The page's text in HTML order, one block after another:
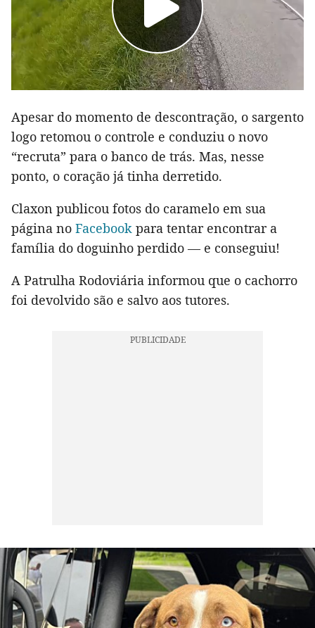
Apesar do momento de descontração, o sargento
logo retomou o controle e conduziu o novo
“recruta” para o banco de trás. Mas, nesse
ponto, o coração já tinha derretido.
Claxon publicou fotos do caramelo em sua
página no Facebook para tentar encontrar a
família do doguinho perdido — e conseguiu!
A Patrulha Rodoviária informou que o cachorro
foi devolvido são e salvo aos tutores.